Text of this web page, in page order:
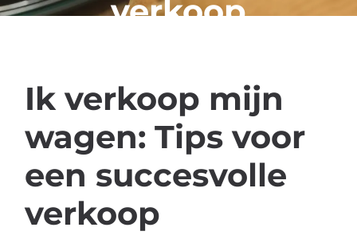
verkoop
Ik verkoop mijn
wagen: Tips voor
een succesvolle
verkoop